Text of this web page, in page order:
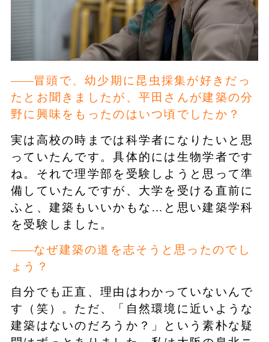
冒頭で、幼少期に昆虫採集が好きだっ
たとお聞きましたが、平田さんが建築の分
野に興味をもったのはいつ頃でしたか？
実は高校の時までは科学者になりたいと思
っていたんです。具体的には生物学者です
ね。それで理学部を受験しようと思って準
備していたんですが、大学を受ける直前に
ふと、建築もいいかもな…と思い建築学科
を受験しました。
なぜ建築の道を志そうと思ったのでし
ょう？
自分でも正直、理由はわかっていないんで
す（笑）。ただ、「自然環境に近いような
建築はないのだろうか？」という素朴な疑